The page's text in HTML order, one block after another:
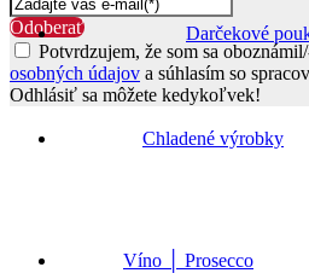
Darčekové
Chladené výrobky
Víno │ Prosecco
Odoberať
Potvrdzujem, že som sa
osobných údajov a súhlasím so
Odhlásiť sa môžete kedykoľvek!